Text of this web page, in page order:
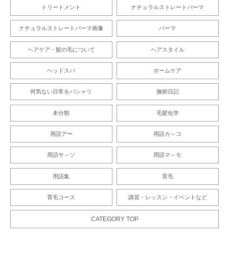
トリートメント ナチュラルストレートパーマ
ナチュラルストレートパーマ画像 パーマ
ヘアケア・髪の毛について ヘアスタイル
ヘッドスパ ホームケア
何気ない日常をパシャリ 施術日記
未分類 毛髪化学
用語ア〜 用語カ～コ
用語サ～ソ 用語マ～モ
用語集 育毛
育毛コース 講習・レッスン・イベントなど
CATEGORY TOP